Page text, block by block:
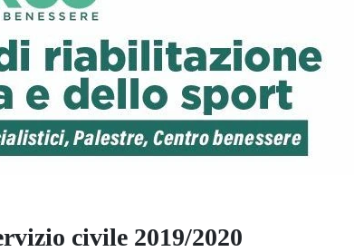
civile 2019/2020